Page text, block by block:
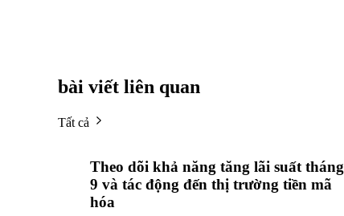
bài viết liên quan
Tất cả
Theo dõi khả năng tăng lãi suất tháng
9 và tác động đến thị trường tiền mã
hóa